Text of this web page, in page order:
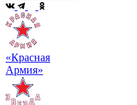
«Красная
Армия»